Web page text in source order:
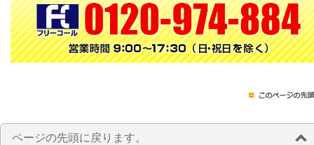
ページの先頭に戻ります。